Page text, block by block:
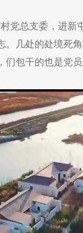
总支委，进新
。几处的处境死
包干的也是党